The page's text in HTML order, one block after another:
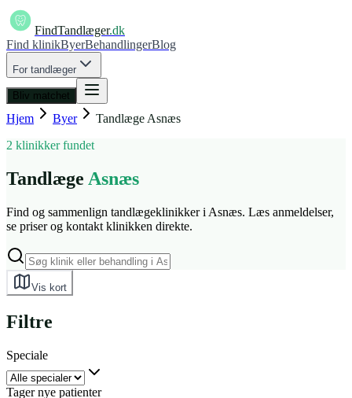
FindTandlæger.dk
Find klinikByerBehandlingerBlog
For tandlæger
Bliv matchet
Hjem Byer Tandlæge Asnæs
2 klinikker fundet
Tandlæge Asnæs
Find og sammenlign tandlægeklinikker i Asnæs. Læs anmeldelser,
se priser og kontakt klinikken direkte.
Vis kort
Filtre
Speciale
Tager nye patienter